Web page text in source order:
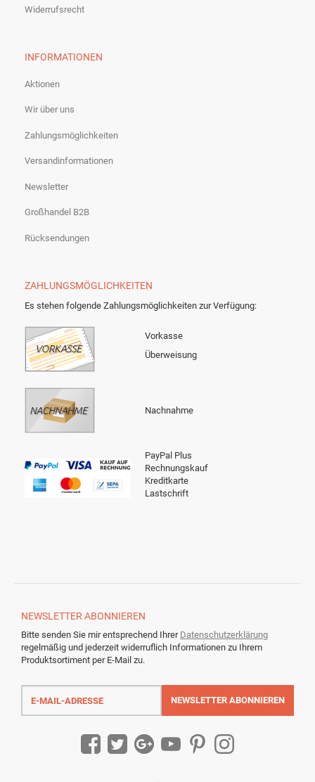
Widerrufsrecht
INFORMATIONEN
Aktionen
Wir über uns
Zahlungsmöglichkeiten
Versandinformationen
Newsletter
Großhandel B2B
Rücksendungen
ZAHLUNGSMÖGLICHKEITEN
Es stehen folgende Zahlungsmöglichkeiten zur Verfügung:
Vorkasse
Überweisung
Nachnahme
PayPal Plus
Rechnungskauf
Kreditkarte
Lastschrift
NEWSLETTERABONNIEREN
Bitte senden Sie mir entsprechend Ihrer Datenschutzerklärung
regelmäßig und jederzeit widerruflich Informationen zu Ihrem
Produktsortiment per E-Mail zu.
E-
Mail-
NEWSLETTER ABONNIEREN